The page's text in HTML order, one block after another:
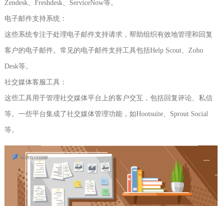
Zendesk、Freshdesk、ServiceNow等。
电子邮件支持系统：
这些系统专注于处理电子邮件支持请求，帮助组织有效地管理和回复
客户的电子邮件。常见的电子邮件支持工具包括Help Scout、Zoho
Desk等。
社交媒体客服工具：
这些工具用于管理社交媒体平台上的客户交互，包括回复评论、私信
等。一些平台集成了社交媒体管理功能，如Hootsuite、Sprout Social
等。